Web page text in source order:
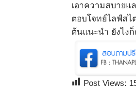
เอาความสบายแ
ตอบโจทย์ไลฟ์สไ
ต้นแนะนำ ยังไง
Post Views: